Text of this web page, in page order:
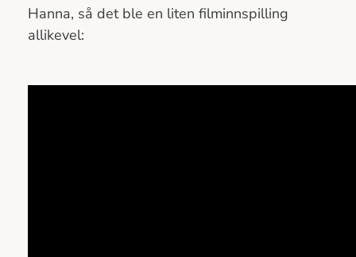
Hanna, så det ble en liten filminnspilling
allikevel: